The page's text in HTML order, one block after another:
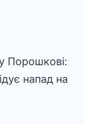
Порошкові:
напад на